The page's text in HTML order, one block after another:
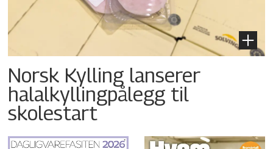
Norsk Kylling lanserer
halalkyllingpålegg til
skolestart